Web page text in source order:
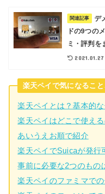
関連記事
デ
ドの9つの
ミ・評判を
2021.01.27
楽天ペイで気になるこ
楽天ペイとは？基本的
楽天ペイはどこで使え
あいうえお順で紹介
楽天ペイでSuicaが発行
事前に必要な2つのもの
楽天ペイのファミマで